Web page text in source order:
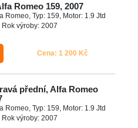
Romeo 159, 2007
Romeo, Typ: 159, Motor: 1.9 Jtd
výroby: 2007
Cena: 1 200 Kč
přední, Alfa Romeo
Romeo, Typ: 159, Motor: 1.9 Jtd
výroby: 2007